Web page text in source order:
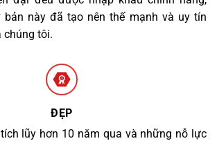
bản này đã tạo nên thế mạnh và uy tín
chúng tôi.
ĐẸP
lũy hơn 10 năm qua và những nỗ lực